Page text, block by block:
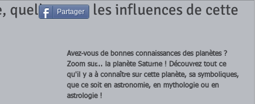
quelles sont les influences de cette
Avez-vous de bonnes connaissances des planètes ?
Zoom sur... la planète Saturne ! Découvrez tout ce
qu'il y a à connaître sur cette planète, sa symboliques,
que ce soit en astronomie, en mythologie ou en
astrologie !
Partager